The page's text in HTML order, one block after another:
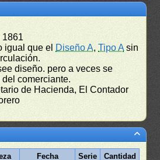
1861
igual que el Diseño A,Tipo Asin
diseño. pero a veces se
comerciante.
de Hacienda, El Contador
Fecha Serie
Cantidad